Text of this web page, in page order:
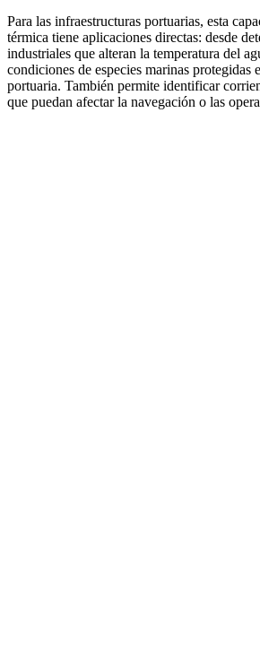
Para las infraestructuras portuarias, esta
térmica tiene aplicaciones directas: desde
industriales que alteran la temperatura del
condiciones de especies marinas protegidas
portuaria. También permite identificar
que puedan afectar la navegación o las